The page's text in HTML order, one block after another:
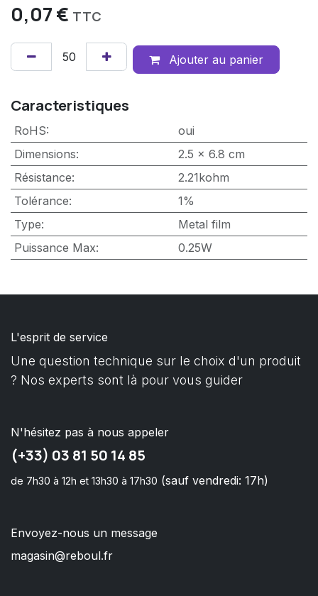
0,07€ TTC
Ajouter au panier
Caracteristiques
RoHS:
oui
Dimensions:
2.5 x 6.8 cm
Résistance:
2.21kohm
Tolérance:
1%
Type:
Metal film
Puissance Max: 0.25W
L'esprit de service
Une question technique sur le choix d'un produit
? Nos experts sont là pour vous guider
N'hésitez pas à nous appeler
(+33) 03 81 50 14 85
de 7h30 à 12h et 13h30 à 17h30 (sauf vendredi: 17h)
Envoyez-nous un message
magasin@reboul.fr